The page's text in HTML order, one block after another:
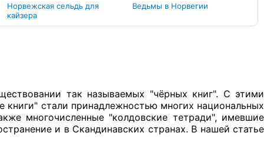
Норвежская сельдь для
кайзера
Ведьмы в Норвегии
так называемых "чёрных книг". С этими
стали принадлежностью многих национальных
многочисленные "колдовские тетради", имевшие
и в Скандинавских странах. В нашей статье